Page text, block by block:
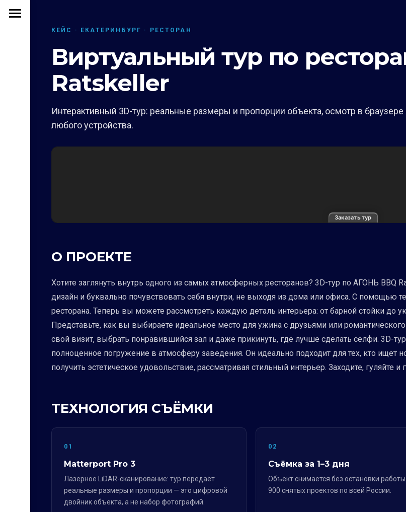
КЕЙС · ЕКАТЕРИНБУРГ · РЕСТОРАН
Виртуальный тур по
Ratskeller
Интерактивный 3D-тур: реальные размеры и пропорции объекта, осмотр в браузере
любого устройства.
Заказать тур
О ПРОЕКТЕ
Хотите заглянуть внутрь одного из самых атмосферных ресторанов? 3D-тур по АГОНЬ BBQ
дизайн и буквально почувствовать себя внутри, не выходя из дома или офиса. С
ресторана. Теперь вы можете рассмотреть каждую деталь интерьера: от барной стойки до
Представьте, как вы выбираете идеальное место для ужина с друзьями или
свой визит, выбрать понравившийся зал и даже прикинуть, где лучше сделать селфи. 3D-
полноценное погружение в атмосферу заведения. Он идеально подходит для тех, кто ищет
получить эстетическое удовольствие, рассматривая стильный интерьер. Заходите,
ТЕХНОЛОГИЯ СЪЁМКИ
01
Matterport Pro 3
Лазерное LiDAR-сканирование: тур передаёт
реальные размеры и пропорции — это цифровой
двойник объекта, а не набор фотографий.
02
Съёмка за 1–3 дня
Объект снимается без остановки
900 снятых проектов по всей России.